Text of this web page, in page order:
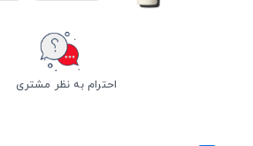
احترام به نظر مشتری